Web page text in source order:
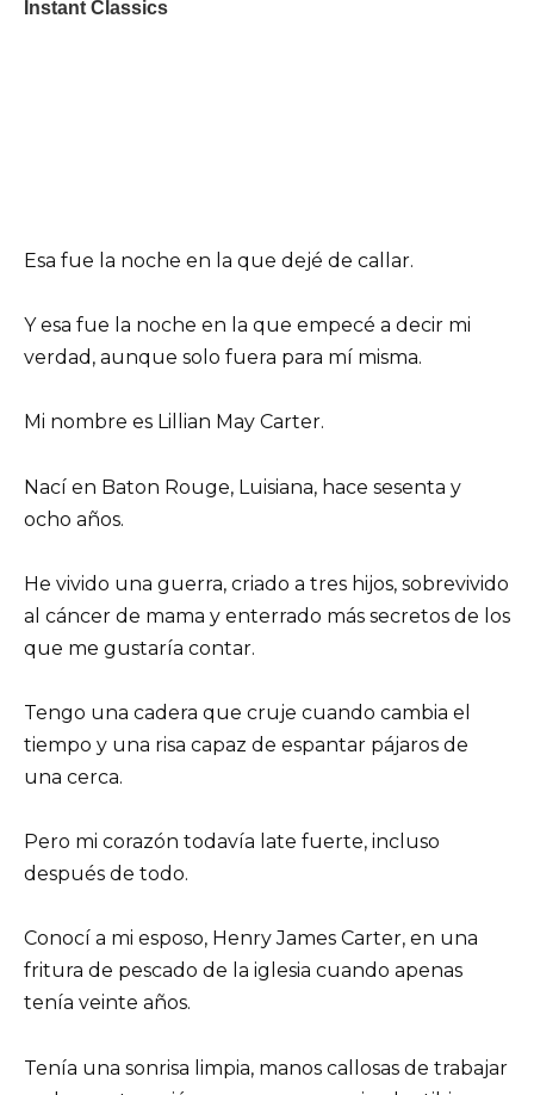
Esa fue la noche en la que dejé de callar.
Y esa fue la noche en la que empecé a decir mi
verdad, aunque solo fuera para mí misma.
Mi nombre es Lillian May Carter.
Nací en Baton Rouge, Luisiana, hace sesenta y
ocho años.
He vivido una guerra, criado a tres hijos, sobrevivido
al cáncer de mama y enterrado más secretos de los
que me gustaría contar.
Tengo una cadera que cruje cuando cambia el
tiempo y una risa capaz de espantar pájaros de
una cerca.
Pero mi corazón todavía late fuerte, incluso
después de todo.
Conocí a mi esposo, Henry James Carter, en una
fritura de pescado de la iglesia cuando apenas
tenía veinte años.
Tenía una sonrisa limpia, manos callosas de trabajar